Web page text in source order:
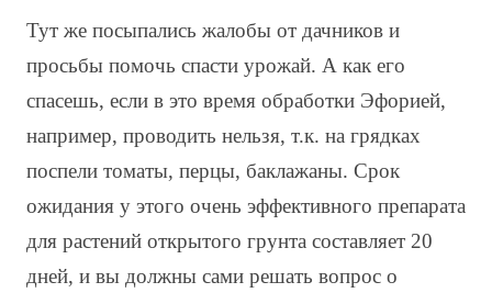
Тут же посыпались жалобы от дачников и
просьбы помочь спасти урожай. А как его
спасешь, если в это время обработки Эфорией,
например, проводить нельзя, т.к. на грядках
поспели томаты, перцы, баклажаны. Срок
ожидания у этого очень эффективного препарата
для растений открытого грунта составляет 20
дней, и вы должны сами решать вопрос о